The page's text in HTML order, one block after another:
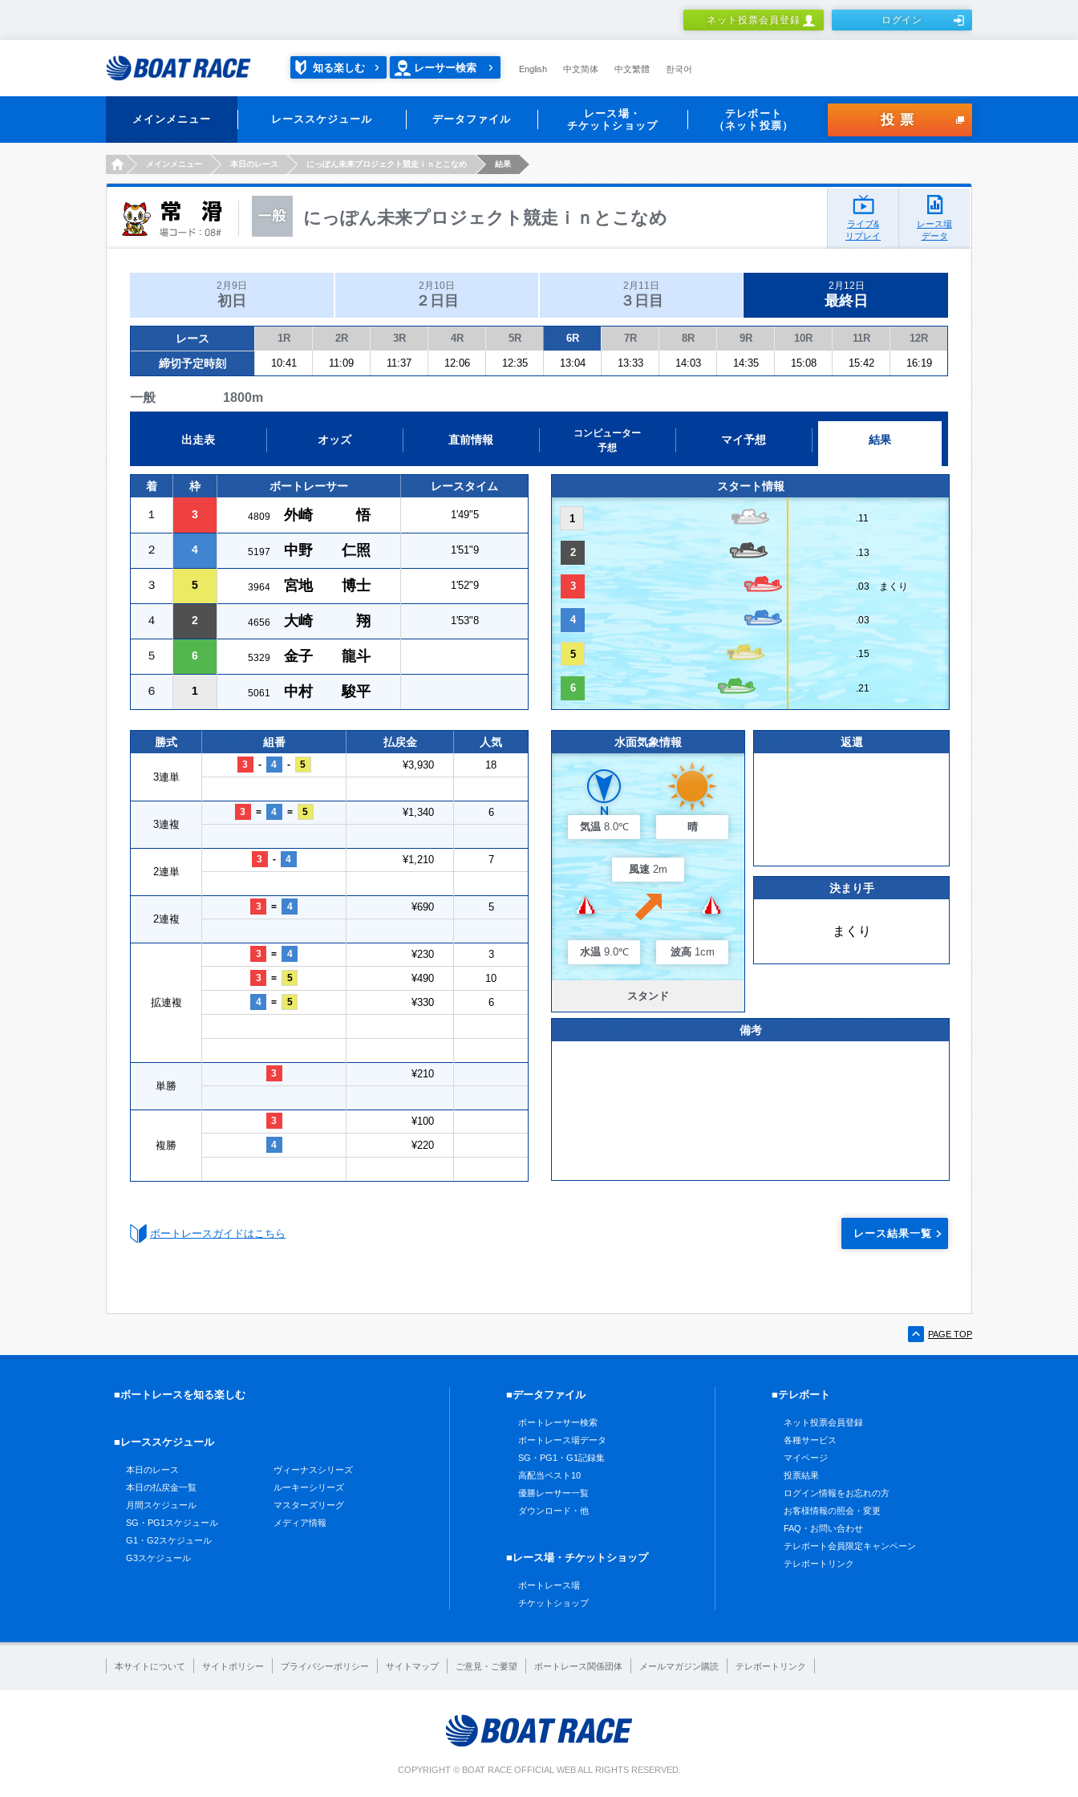
ネット投票会員登録 ログイン
知る楽しむ レーサー検索 English 中文简体 中文繁體 한국어
メインメニュー レーススケジュール データファイル
レース場・
チケットショップ
テレボート
（ネット投票）
投票
HOMEメインメニュー 本日のレース にっぽん未来プロジェクト競走ｉｎとこなめ 結果
にっぽん未来プロジェクト競走ｉｎとこなめ
ライブ&
リプレイ
レース場
データ
2月9日
初日
2月10日
２日目
2月11日
３日目
2月12日
最終日
レース 1R 2R 3R 4R 5R 6R 7R 8R 9R 10R 11R 12R
締切予定時刻 10:41 11:09 11:37 12:06 12:35 13:04 13:33 14:03 14:35 15:08 15:42 16:19
一般 1800m
出走表 オッズ 直前情報
コンピューター
予想
マイ予想 結果
着 枠 ボートレーサー レースタイム
１ 3 4809 外崎 悟 1'49"5
２ 4 5197 中野 仁照 1'51"9
３ 5 3964 宮地 博士 1'52"9
４ 2 4656 大崎 翔 1'53"8
５ 6 5329 金子 龍斗
６ 1 5061 中村 駿平
スタート情報
1 .11
2 .13
3 .03 まくり
4 .03
5 .15
6 .21
勝式 組番 払戻金 人気
3連単
3 - 4 - 5 ¥3,930 18
3連複
3 = 4 = 5 ¥1,340 6
2連単
3 - 4 ¥1,210 7
2連複
3 = 4 ¥690 5
拡連複
3 = 4 ¥230 3
3 = 5 ¥490 10
4 = 5 ¥330 6
単勝
3 ¥210
複勝
3 ¥100
4 ¥220
水面気象情報
気温 8.0℃ 晴
風速 2m
水温 9.0℃ 波高 1cm
スタンド
返還
決まり手
まくり
備考
ボートレースガイドはこちら レース結果一覧
PAGE TOP
■ボートレースを知る楽しむ
■レーススケジュール
本日のレース
本日の払戻金一覧
月間スケジュール
SG・PG1スケジュール
G1・G2スケジュール
G3スケジュール
ヴィーナスシリーズ
ルーキーシリーズ
マスターズリーグ
メディア情報
■データファイル
ボートレーサー検索
ボートレース場データ
SG・PG1・G1記録集
高配当ベスト10
優勝レーサー一覧
ダウンロード・他
■レース場・チケットショップ
ボートレース場
チケットショップ
■テレボート
ネット投票会員登録
各種サービス
マイページ
投票結果
ログイン情報をお忘れの方
お客様情報の照会・変更
FAQ・お問い合わせ
テレボート会員限定キャンペーン
テレボートリンク
本サイトについて サイトポリシー プライバシーポリシー サイトマップ ご意見・ご要望 ボートレース関係団体 メールマガジン購読 テレボートリンク
COPYRIGHT © BOAT RACE OFFICIAL WEB ALL RIGHTS RESERVED.